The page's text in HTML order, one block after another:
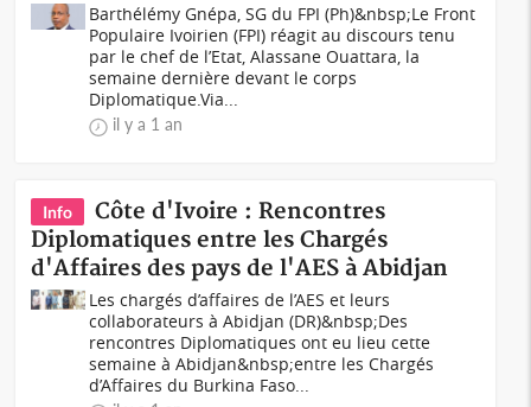
Barthélémy Gnépa, SG du FPI (Ph)&nbsp;Le Front
Populaire Ivoirien (FPI) réagit au discours tenu
par le chef de l’Etat, Alassane Ouattara, la
semaine dernière devant le corps
Diplomatique.Via...
il y a 1 an
Info
Côte d'Ivoire : Rencontres
Diplomatiques entre les Chargés
d'Affaires des pays de l'AES à Abidjan
Les chargés d’affaires de l’AES et leurs
collaborateurs à Abidjan (DR)&nbsp;Des
rencontres Diplomatiques ont eu lieu cette
semaine à Abidjan&nbsp;entre les Chargés
d’Affaires du Burkina Faso...